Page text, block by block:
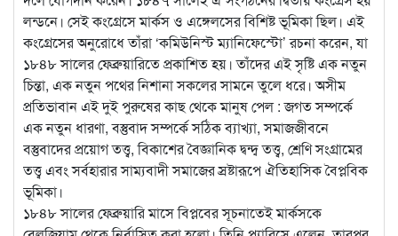
লন্ডনে। সেই কংগ্রেসে মার্কস ও এঙ্গেলসের বিশিষ্ট ভূমিকা ছিল। এই
কংগ্রেসের অনুরোধে তাঁরা ‘কমিউনিস্ট ম্যানিফেস্টো’ রচনা করেন, যা
১৮৪৮ সালের ফেব্রুয়ারিতে প্রকাশিত হয়। তাঁদের এই সৃষ্টি এক নতুন
চিন্তা, এক নতুন পথের নিশানা সকলের সামনে তুলে ধরে। অসীম
প্রতিভাবান এই দুই পুরুষের কাছ থেকে মানুষ পেল : জগত সম্পর্কে
এক নতুন ধারণা, বস্তুবাদ সম্পর্কে সঠিক ব্যাখ্যা, সমাজজীবনে
বস্তুবাদের প্রয়োগ তত্ত্ব, বিকাশের বৈজ্ঞানিক দ্বন্দ্ব তত্ত্ব, শ্রেণি সংগ্রামের
তত্ত্ব এবং সর্বহারার সাম্যবাদী সমাজের স্রষ্টারূপে ঐতিহাসিক বৈপ্লবিক
ভূমিকা।
১৮৪৮ সালের ফেব্রুয়ারি মাসে বিপ্লবের সূচনাতেই মার্কসকে